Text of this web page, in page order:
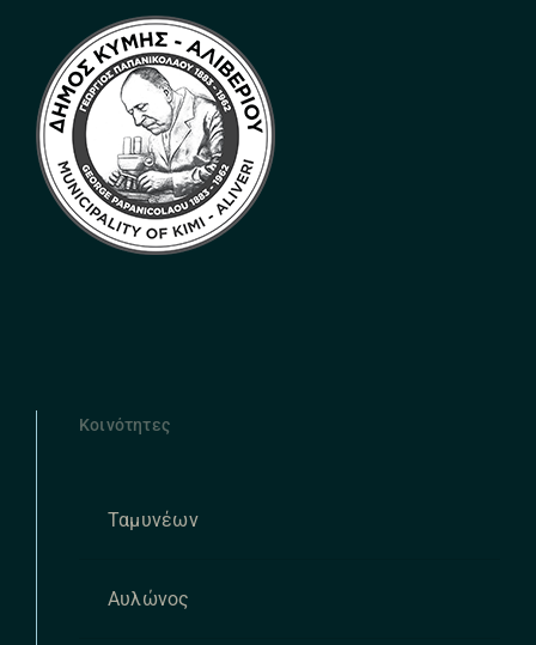
Κοινότητες
Ταμυνέων
Αυλώνος